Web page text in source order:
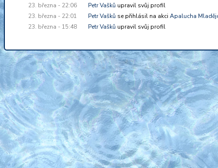
23. března - 22:06
Petr Vašků upravil svůj profil
23. března - 22:01
Petr Vašků se přihlásil na akci Apalucha
23. března - 15:48
Petr Vašků upravil svůj profil